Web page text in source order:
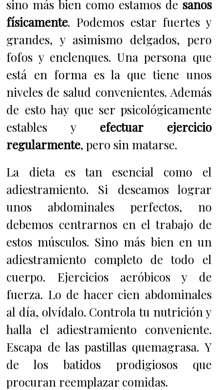
sino más bien como estamos de sanos
físicamente. Podemos estar fuertes y
grandes, y asimismo delgados, pero
fofos y enclenques. Una persona que
está en forma es la que tiene unos
niveles de salud convenientes. Además
de esto hay que ser psicológicamente
estables y efectuar ejercicio
regularmente, pero sin matarse.
La dieta es tan esencial como el
adiestramiento. Si deseamos lograr
unos abdominales perfectos, no
debemos centrarnos en el trabajo de
estos músculos. Sino más bien en un
adiestramiento completo de todo el
cuerpo. Ejercicios aeróbicos y de
fuerza. Lo de hacer cien abdominales
al día, olvídalo. Controla tu nutrición y
halla el adiestramiento conveniente.
Escapa de las pastillas quemagrasa. Y
de los batidos prodigiosos que
procuran reemplazar comidas.